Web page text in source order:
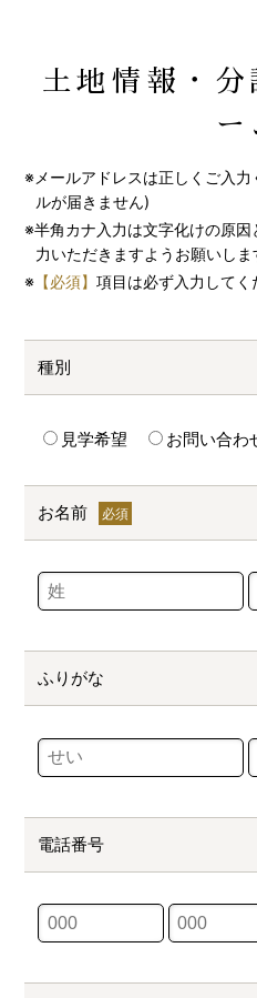
土地情報・分
ー
※メールアドレスは正しくご入
ルが届きません)
※半角カナ入力は文字化けの原
力いただきますようお願いしま
※【必須】 項目は必ず入力してく
種別
見学希望 お問い合わ
お名前
ふりがな
電話番号